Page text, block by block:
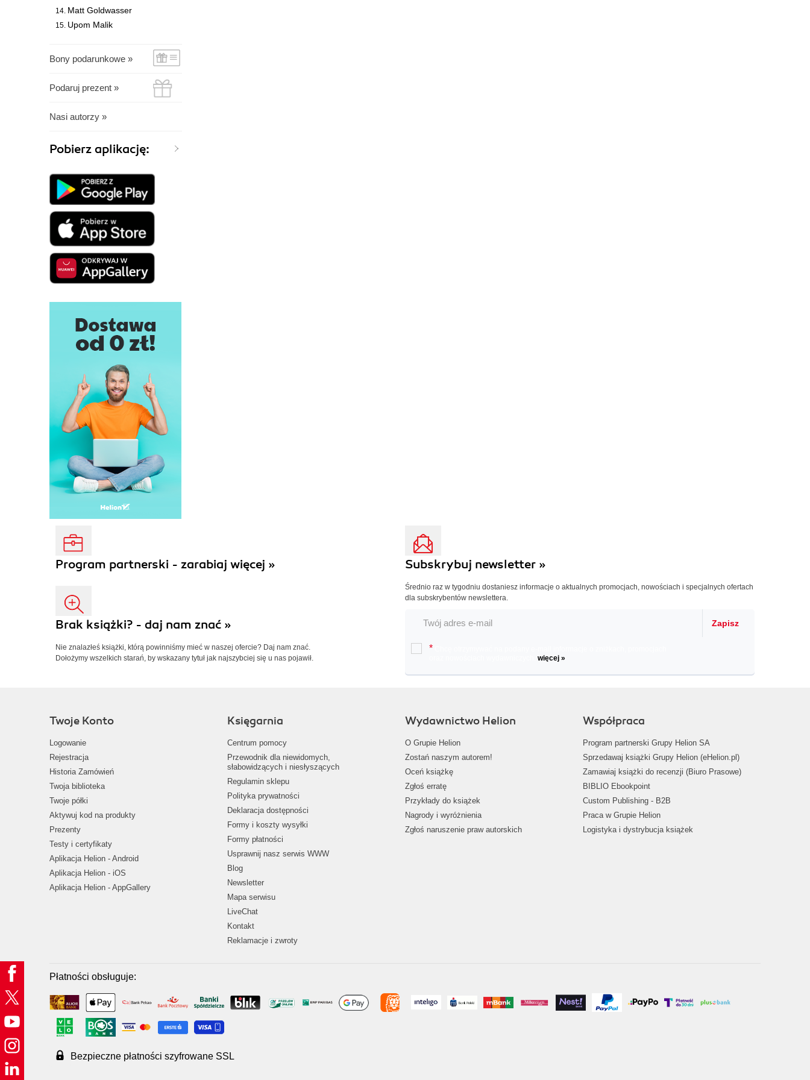
Matt Goldwasser
Upom Malik
Bony podarunkowe »
Podaruj prezent »
Nasi autorzy »
Pobierz aplikację:
Program partnerski - zarabiaj więcej »
Brak książki? - daj nam znać »
Nie znalazłeś książki, którą powinniśmy mieć w naszej ofercie? Daj nam znać.
Dołożymy wszelkich starań, by wskazany tytuł jak najszybciej się u nas pojawił.
Subskrybuj newsletter »
Średnio raz w tygodniu dostaniesz informacje o aktualnych promocjach, nowościach i specjalnych ofertach
dla subskrybentów newslettera.
Zapisz
*
więcej »
Twoje Konto
Logowanie
Rejestracja
Historia Zamówień
Twoja biblioteka
Twoje półki
Aktywuj kod na produkty
Prezenty
Testy i certyfikaty
Aplikacja Helion - Android
Aplikacja Helion - iOS
Aplikacja Helion - AppGallery
Księgarnia
Centrum pomocy
Przewodnik dla niewidomych,
słabowidzących i niesłyszących
Regulamin sklepu
Polityka prywatności
Deklaracja dostępności
Formy i koszty wysyłki
Formy płatności
Usprawnij nasz serwis WWW
Blog
Newsletter
Mapa serwisu
LiveChat
Kontakt
Reklamacje i zwroty
Wydawnictwo Helion
O Grupie Helion
Zostań naszym autorem!
Oceń książkę
Zgłoś erratę
Przykłady do książek
Nagrody i wyróżnienia
Zgłoś naruszenie praw autorskich
Współpraca
Program partnerski Grupy Helion SA
Sprzedawaj książki Grupy Helion (eHelion.pl)
Zamawiaj książki do recenzji (Biuro Prasowe)
BIBLIO Ebookpoint
Custom Publishing - B2B
Praca w Grupie Helion
Logistyka i dystrybucja książek
Płatności obsługuje:
Bezpieczne płatności szyfrowane SSL